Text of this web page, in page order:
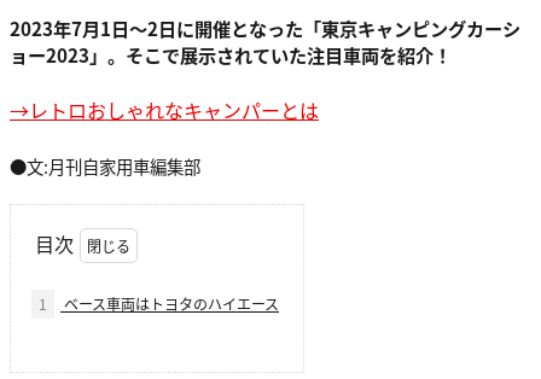
2023年7月1日〜2日に開催となった「東京キャンピングカーシ
ョー2023」。そこで展示されていた注目車両を紹介！
→レトロおしゃれなキャンパーとは
●文:月刊自家用車編集部
目次
1 ベース車両はトヨタのハイエース